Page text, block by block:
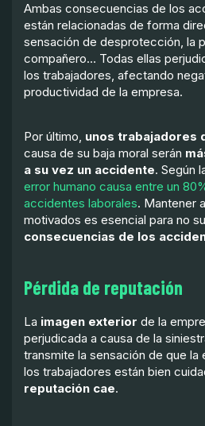
Ambas consecuencias de los
están relacionadas de forma
sensación de desprotección, la
compañero… Todas ellas
los trabajadores, afectando
productividad de la empresa.
Por último, unos trabajadores
causa de su baja moral serán
a su vez un accidente. Según
error humano causa entre un
accidentes laborales. Mantener
motivados es esencial para no
consecuencias de los
Pérdida de reputación
La imagen exterior de la
perjudicada a causa de la
transmite la sensación de que la
los trabajadores están bien
reputación cae.